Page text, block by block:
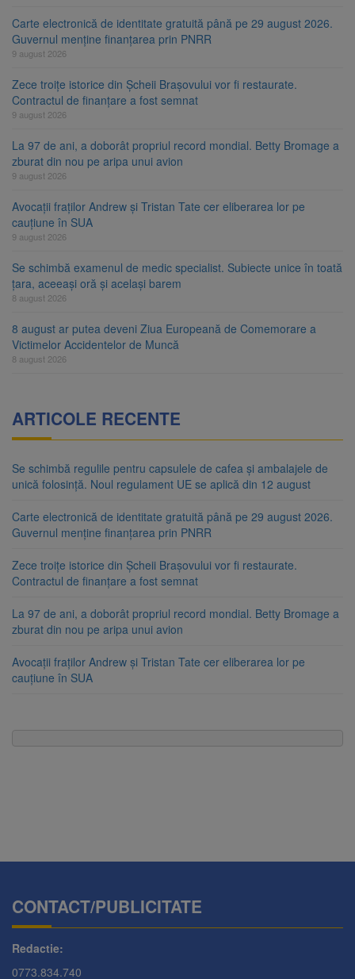
Carte electronică de identitate gratuită până pe 29 august 2026.
Guvernul menține finanțarea prin PNRR
9 august 2026
Zece troițe istorice din Șcheii Brașovului vor fi restaurate.
Contractul de finanțare a fost semnat
9 august 2026
La 97 de ani, a doborât propriul record mondial. Betty Bromage a
zburat din nou pe aripa unui avion
9 august 2026
Avocații fraților Andrew și Tristan Tate cer eliberarea lor pe
cauțiune în SUA
9 august 2026
Se schimbă examenul de medic specialist. Subiecte unice în toată
țara, aceeași oră și același barem
8 august 2026
8 august ar putea deveni Ziua Europeană de Comemorare a
Victimelor Accidentelor de Muncă
8 august 2026
ARTICOLE RECENTE
Se schimbă regulile pentru capsulele de cafea și ambalajele de
unică folosință. Noul regulament UE se aplică din 12 august
Carte electronică de identitate gratuită până pe 29 august 2026.
Guvernul menține finanțarea prin PNRR
Zece troițe istorice din Șcheii Brașovului vor fi restaurate.
Contractul de finanțare a fost semnat
La 97 de ani, a doborât propriul record mondial. Betty Bromage a
zburat din nou pe aripa unui avion
Avocații fraților Andrew și Tristan Tate cer eliberarea lor pe
cauțiune în SUA
CONTACT/PUBLICITATE
Redactie:
0773.834.740